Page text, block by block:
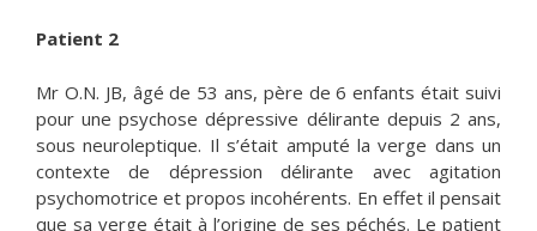
Patient 2
Mr O.N. JB, âgé de 53 ans, père de 6 enfants était suivi
pour une psychose dépressive délirante depuis 2 ans,
sous neuroleptique. Il s’était amputé la verge dans un
contexte de dépression délirante avec agitation
psychomotrice et propos incohérents. En effet il pensait
que sa verge était à l’origine de ses péchés. Le patient